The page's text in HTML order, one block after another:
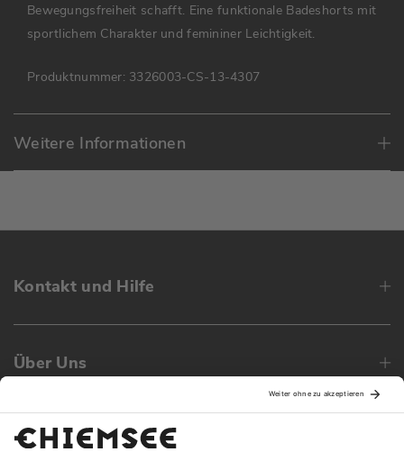
Bewegungsfreiheit schafft. Eine funktionale Badeshorts mit
sportlichem Charakter und femininer Leichtigkeit.
Produktnummer: 3326003-CS-13-4307
Weitere Informationen
Kontakt und Hilfe
Über Uns
Family